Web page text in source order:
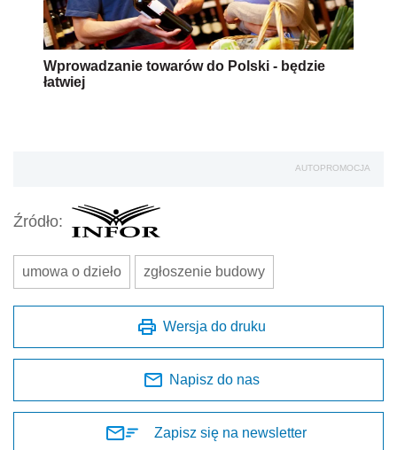
Wprowadzanie towarów do Polski - będzie
łatwiej
AUTOPROMOCJA
Źródło:
umowa o dzieło zgłoszenie budowy
Wersja do druku
Napisz do nas
Zapisz się na newsletter